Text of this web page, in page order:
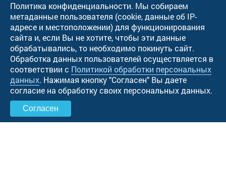
Политика конфиденциальности. Мы собираем
метаданные пользователя (cookie, данные об IP-
адресе и местоположении) для функционирования
сайта и, если Вы не хотите, чтобы эти данные
обрабатывались, то необходимо покинуть сайт.
Обработка данных пользователей осуществляется в
соответствии с Политикой обработки персональных
данных. Нажимая кнопку "Cогласен" Вы даете
согласие на обработку своих персональных данных.
Согласен